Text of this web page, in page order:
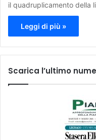
il quadruplicamento della
Leggi di più »
Scarica l’ultimo